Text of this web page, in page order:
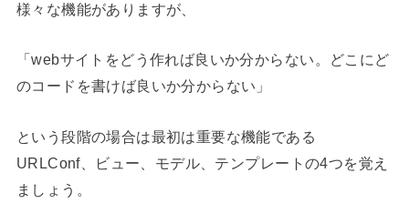
様々な機能がありますが、
「webサイトをどう作れば良いか分からない。どこにど
のコードを書けば良いか分からない」
という段階の場合は最初は重要な機能である
URLConf、ビュー、モデル、テンプレートの4つを覚え
ましょう。